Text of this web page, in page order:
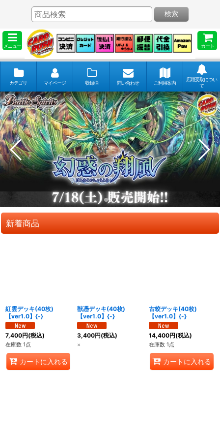
メニュー カート
検索
カテゴリ マイページ 収録弾 問い合わせ ご利用案内
店頭受取につい
て
新着商品
紅雲デッキ(40枚)
【ver1.0】{-}
7,400円(税込)
在庫数 1点
カートに入れる
獣憑デッキ(40枚)
【ver1.0】{-}
3,400円(税込)
×
古蛟デッキ(40枚)
【ver1.0】{-}
14,400円(税込)
在庫数 1点
カートに入れる